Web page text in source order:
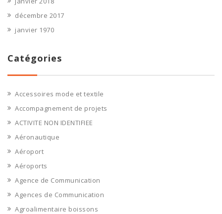
décembre 2017
janvier 1970
Catégories
Accessoires mode et textile
Accompagnement de projets
ACTIVITE NON IDENTIFIEE
Aéronautique
Aéroport
Aéroports
Agence de Communication
Agences de Communication
Agroalimentaire boissons